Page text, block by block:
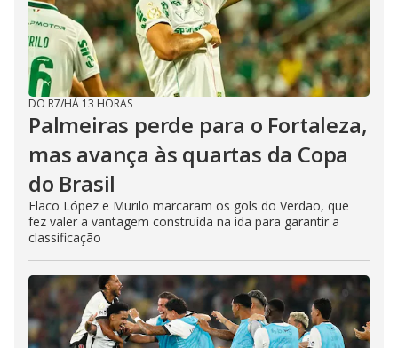
DO R7/HÁ 13 HORAS
Palmeiras perde para o Fortaleza,
mas avança às quartas da Copa
do Brasil
Flaco López e Murilo marcaram os gols do Verdão, que
fez valer a vantagem construída na ida para garantir a
classificação